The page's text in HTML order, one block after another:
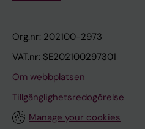
Org.nr: 202100-2973
VAT.nr: SE202100297301
Om webbplatsen
Tillgänglighetsredogörelse
Manage your cookies